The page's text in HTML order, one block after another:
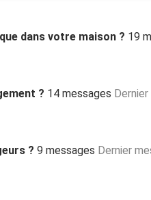
dans votre maison ? 19
? 14 messages
? 9 messages Dernier